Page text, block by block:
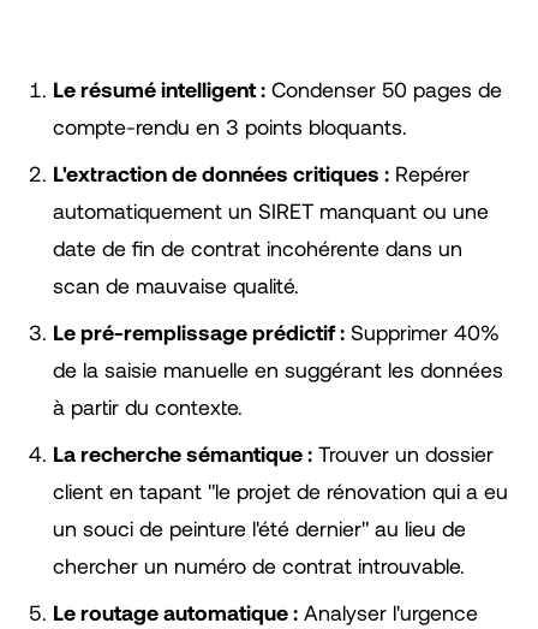
Le résumé intelligent : Condenser 50 pages de
compte-rendu en 3 points bloquants.
L'extraction de données critiques : Repérer
automatiquement un SIRET manquant ou une
date de fin de contrat incohérente dans un
scan de mauvaise qualité.
Le pré-remplissage prédictif : Supprimer 40%
de la saisie manuelle en suggérant les données
à partir du contexte.
La recherche sémantique : Trouver un dossier
client en tapant "le projet de rénovation qui a eu
un souci de peinture l'été dernier" au lieu de
chercher un numéro de contrat introuvable.
Le routage automatique : Analyser l'urgence